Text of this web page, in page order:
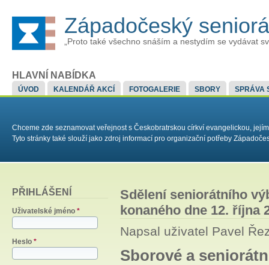
Západočeský
„Proto také všechno snáším a nestydím se vydávat
HLAVNÍ NABÍDKA
ÚVOD KALENDÁŘ AKCÍ FOTOGALERIE SBORY SPRÁVA
Chceme zde seznamovat veřejnost s Českobratrskou církví evangelickou,
Tyto stránky také slouží jako zdroj informací pro organizační potřeby
PŘIHLÁŠENÍ
Uživatelské jméno *
Heslo *
Sdělení seniorátního
konaného dne 12. října
Napsal uživatel Pavel
Sborové a